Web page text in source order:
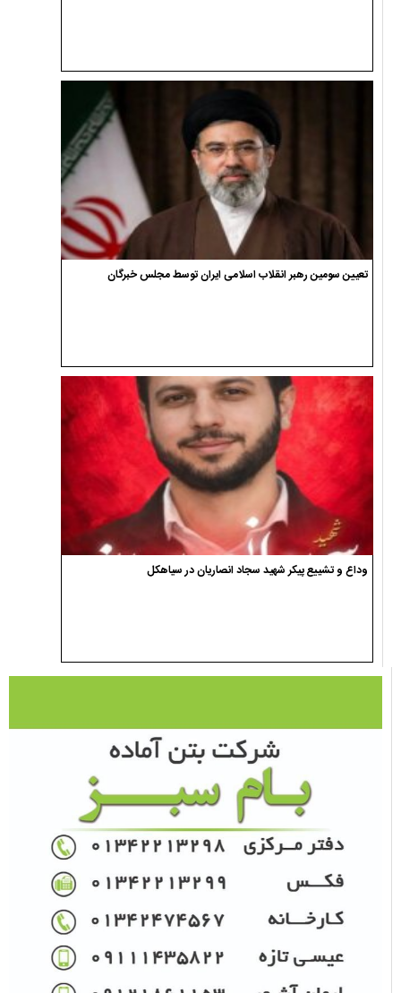
تعیین سومین رهبر انقلاب اسلامی ایران توسط مجلس خبرگان
وداع و تشییع پیکر شهید سجاد انصاریان در سیاهکل